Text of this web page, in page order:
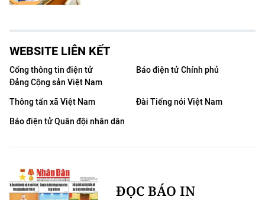
WEBSITE LIÊN KẾT
Cổng thông tin điện tử
Đảng Cộng sản Việt Nam
Báo điện tử Chính phủ
Thông tấn xã Việt Nam
Đài Tiếng nói Việt Nam
Báo điện tử Quân đội nhân dân
ĐỌC BÁO IN